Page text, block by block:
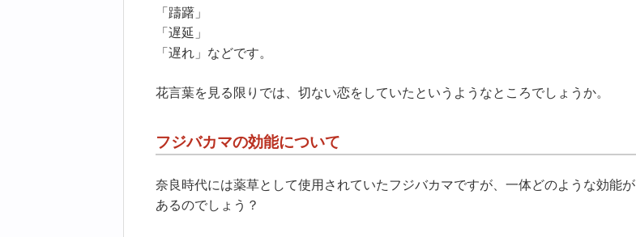
「躊躇」
「遅延」
「遅れ」などです。
花言葉を見る限りでは、切ない恋をしていたというようなところでしょうか。
フジバカマの効能について
奈良時代には薬草として使用されていたフジバカマですが、一体どのような効能が
あるのでしょう？